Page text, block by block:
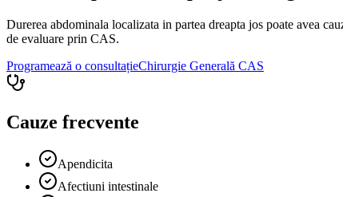
Durerea abdominala localizata in partea dreapta jos poate avea
de evaluare prin CAS.
Programează o consultațieChirurgie Generală CAS
Cauze frecvente
Apendicita
Afectiuni intestinale